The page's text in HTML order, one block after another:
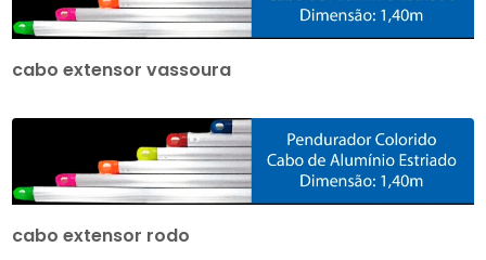
cabo extensor vassoura
cabo extensor rodo